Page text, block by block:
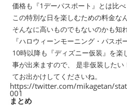
価格も『1デーパスポート』とは比べ
この特別な日を楽しむための料金な
そんなに高いものでもないのかも知
『ハロウィーンモーニング・パスポ
10時以降も『ディズニー仮装』を楽
事が出来ますので、 是非仮装したい
てお出かけしてくださいね。
https://twitter.com/mikagetan/
001
まとめ